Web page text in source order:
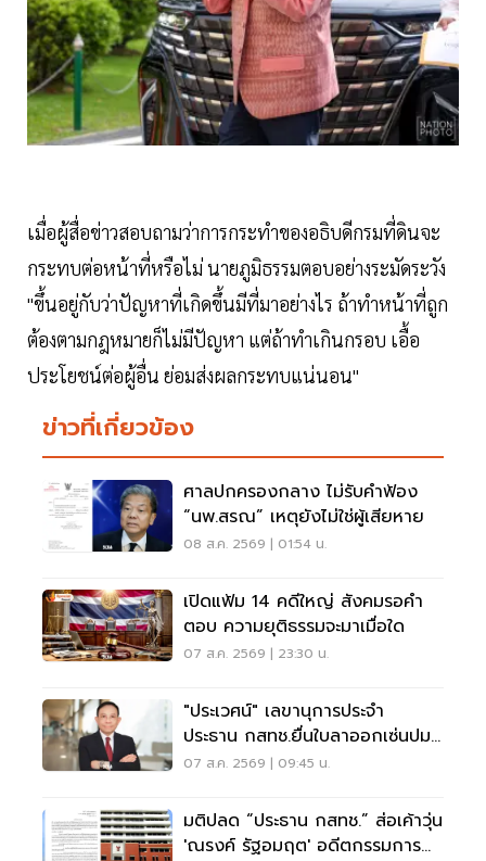
เมื่อผู้สื่อข่าวสอบถามว่าการกระทำของอธิบดีกรมที่ดินจะ
กระทบต่อหน้าที่หรือไม่ นายภูมิธรรมตอบอย่างระมัดระวัง
"ขึ้นอยู่กับว่าปัญหาที่เกิดขึ้นมีที่มาอย่างไร ถ้าทำหน้าที่ถูก
ต้องตามกฎหมายก็ไม่มีปัญหา แต่ถ้าทำเกินกรอบ เอื้อ
ประโยชน์ต่อผู้อื่น ย่อมส่งผลกระทบแน่นอน"
ข่าวที่เกี่ยวข้อง
ศาลปกครองกลาง ไม่รับคำฟ้อง
“นพ.สรณ” เหตุยังไม่ใช่ผู้เสียหาย
08 ส.ค. 2569 | 01:54 น.
เปิดแฟ้ม 14 คดีใหญ่ สังคมรอคำ
ตอบ ความยุติธรรมจะมาเมื่อใด
07 ส.ค. 2569 | 23:30 น.
"ประเวศน์" เลขานุการประจำ
ประธาน กสทช.ยื่นใบลาออกเซ่นปม
คุณสมบัตินพ.สรณ
07 ส.ค. 2569 | 09:45 น.
มติปลด “ประธาน กสทช.” ส่อเค้าวุ่น
'ณรงค์ รัฐอมฤต' อดีตกรรมการ